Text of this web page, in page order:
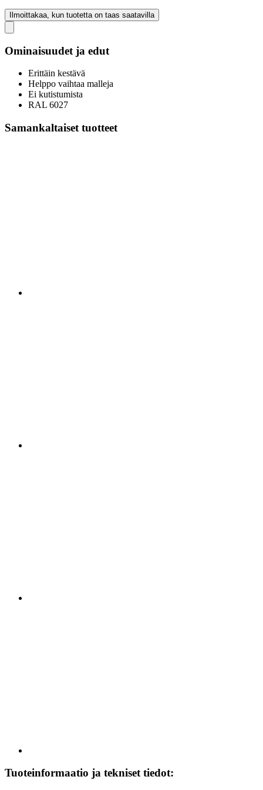
Ilmoittakaa, kun tuotetta on taas saatavilla
Ominaisuudet ja edut
Erittäin kestävä
Helppo vaihtaa malleja
Ei kutistumista
RAL 6027
Samankaltaiset tuotteet
Tuoteinformaatio ja tekniset tiedot: